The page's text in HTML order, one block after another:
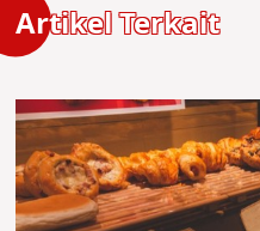
Artikel Terkait